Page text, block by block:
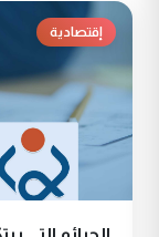
إقتصادية